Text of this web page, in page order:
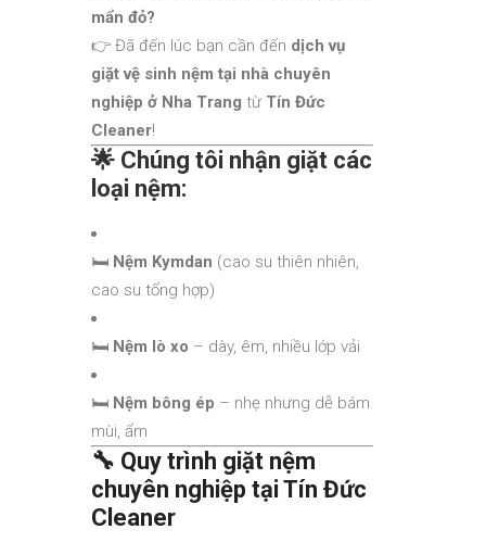
mẩn đỏ?
👉 Đã đến lúc bạn cần đến dịch vụ
giặt vệ sinh nệm tại nhà chuyên
nghiệp ở Nha Trang từ Tín Đức
Cleaner!
🌟 Chúng tôi nhận giặt các
loại nệm:
🛏️ Nệm Kymdan (cao su thiên nhiên,
cao su tổng hợp)
🛏️ Nệm lò xo – dày, êm, nhiều lớp vải
🛏️ Nệm bông ép – nhẹ nhưng dễ bám
mùi, ẩm
🔧 Quy trình giặt nệm
chuyên nghiệp tại Tín Đức
Cleaner